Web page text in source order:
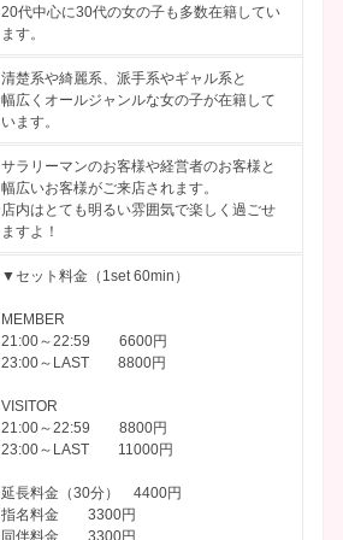
20代中心に30代の女の子も多数在籍してい
ます。
清楚系や綺麗系、派手系やギャル系と
幅広くオールジャンルな女の子が在籍して
います。
サラリーマンのお客様や経営者のお客様と
幅広いお客様がご来店されます。
店内はとても明るい雰囲気で楽しく過ごせ
ますよ！
▼セット料金（1set 60min）
MEMBER
21:00～22:59 6600円
23:00～LAST 8800円
VISITOR
21:00～22:59 8800円
23:00～LAST 11000円
延長料金（30分） 4400円
指名料金 3300円
同伴料金 3300円